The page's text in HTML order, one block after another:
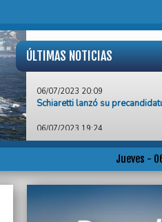
ÚLTIMAS NOTICIAS
Schiaretti lanzó su
“Con basura y sin
golpean el doble a los vecinos
sostuvo el precandidato a
Jueves -